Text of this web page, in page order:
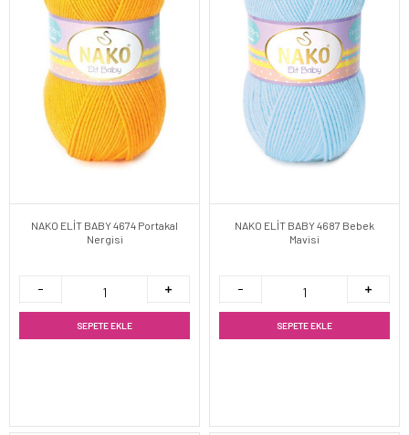
NAKO ELİT BABY 4674 Portakal
Nergisi
SEPETE EKLE
NAKO ELİT BABY 4687 Bebek
Mavisi
SEPETE EKLE